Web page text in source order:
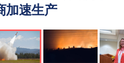
加速生产